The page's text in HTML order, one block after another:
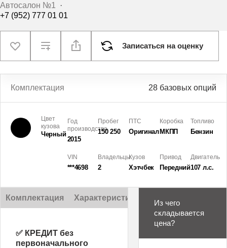
Автосалон №1 ·
+7 (952) 777 01 01
Записаться на оценку
Комплектация 28 базовых опций
Цвет
кузова
Черный
Год
производства
2015
Пробег
150 250
ПТС
Оригинал
Коробка
МКПП
Топливо
Бензин
VIN
***4698
Владельцы
2
Кузов
Хэтчбек
Привод
Передний
Двигатель
107 л.с.
Комплектация Характеристики
✅ КРЕДИТ без
первоначального
Из чего
складывается
цена?